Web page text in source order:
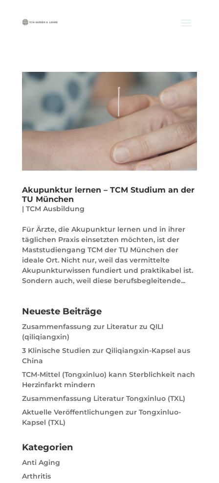
Akupunktur lernen – TCM Studium an der
TU München
| TCM Ausbildung
Für Ärzte, die Akupunktur lernen und in ihrer
täglichen Praxis einsetzten möchten, ist der
Maststudiengang TCM der TU München der
ideale Ort. Nicht nur, weil das vermittelte
Akupunkturwissen fundiert und praktikabel ist.
Sondern auch, weil diese berufsbegleitende...
Neueste Beiträge
Zusammenfassung zur Literatur zu QILI
(qiliqiangxin)
3 Klinische Studien zur Qiliqiangxin-Kapsel aus
China
TCM-Mittel (Tongxinluo) kann Sterblichkeit nach
Herzinfarkt mindern
Zusammenfassung Literatur Tongxinluo (TXL)
Aktuelle Veröffentlichungen zur Tongxinluo-
Kapsel (TXL)
Kategorien
Anti Aging
Arthritis